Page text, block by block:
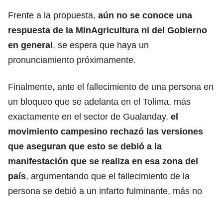
Frente a la propuesta, aún no se conoce una
respuesta de la MinAgricultura ni del Gobierno
en general, se espera que haya un
pronunciamiento próximamente.
Finalmente, ante el fallecimiento de una persona en
un bloqueo que se adelanta en el Tolima, más
exactamente en el sector de Gualanday, el
movimiento campesino rechazó las versiones
que aseguran que esto se debió a la
manifestación que se realiza en esa zona del
país, argumentando que el fallecimiento de la
persona se debió a un infarto fulminante, más no